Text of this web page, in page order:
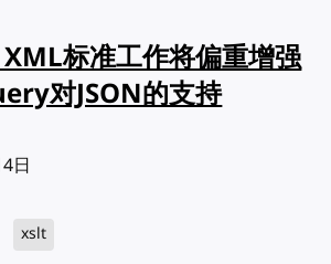
标准工作将偏重增强
对JSON的支持
日
xslt